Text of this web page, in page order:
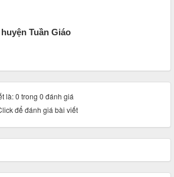
Tuần Giáo
là: 0 trong 0 đánh giá
để đánh giá bài viết